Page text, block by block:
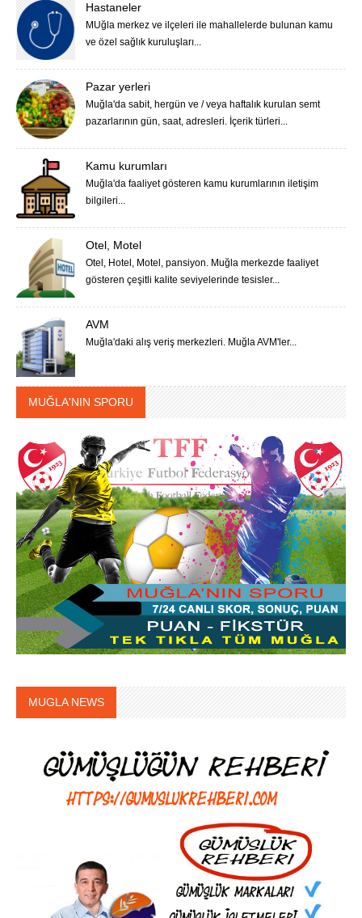
Hastaneler
MUğla merkez ve ilçeleri ile mahallelerde bulunan kamu
ve özel sağlık kuruluşları...
Pazar yerleri
Muğla'da sabit, hergün ve / veya haftalık kurulan semt
pazarlarının gün, saat, adresleri. İçerik türleri...
Kamu kurumları
Muğla'da faaliyet gösteren kamu kurumlarının iletişim
bilgileri...
Otel, Motel
Otel, Hotel, Motel, pansiyon. Muğla merkezde faaliyet
gösteren çeşitli kalite seviyelerinde tesisler...
AVM
Muğla'daki alış veriş merkezleri. Muğla AVM'ler...
MUĞLA'NIN SPORU
MUGLA NEWS